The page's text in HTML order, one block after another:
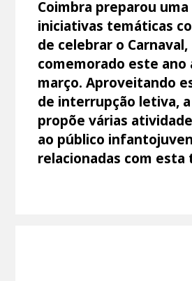
Coimbra preparou
iniciativas temáticas
de celebrar o Carnaval,
comemorado este ano
março. Aproveitando
de interrupção letiva,
propõe várias
ao público
relacionadas com esta